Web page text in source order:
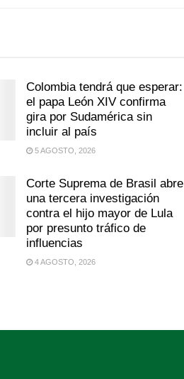
Colombia tendrá que esperar:
el papa León XIV confirma
gira por Sudamérica sin
incluir al país
5 AGOSTO, 2026
Corte Suprema de Brasil abre
una tercera investigación
contra el hijo mayor de Lula
por presunto tráfico de
influencias
4 AGOSTO, 2026